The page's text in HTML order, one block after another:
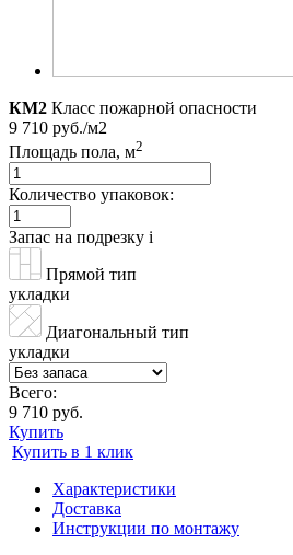
КМ2 Класс пожарной опасности
9 710 руб./м2
Площадь пола, м2
Количество упаковок:
Запас на подрезку i
Прямой тип
укладки
Диагональный тип
укладки
Всего:
9 710 руб.
Купить
Купить в 1 клик
Характеристики
Доставка
Инструкции по монтажу